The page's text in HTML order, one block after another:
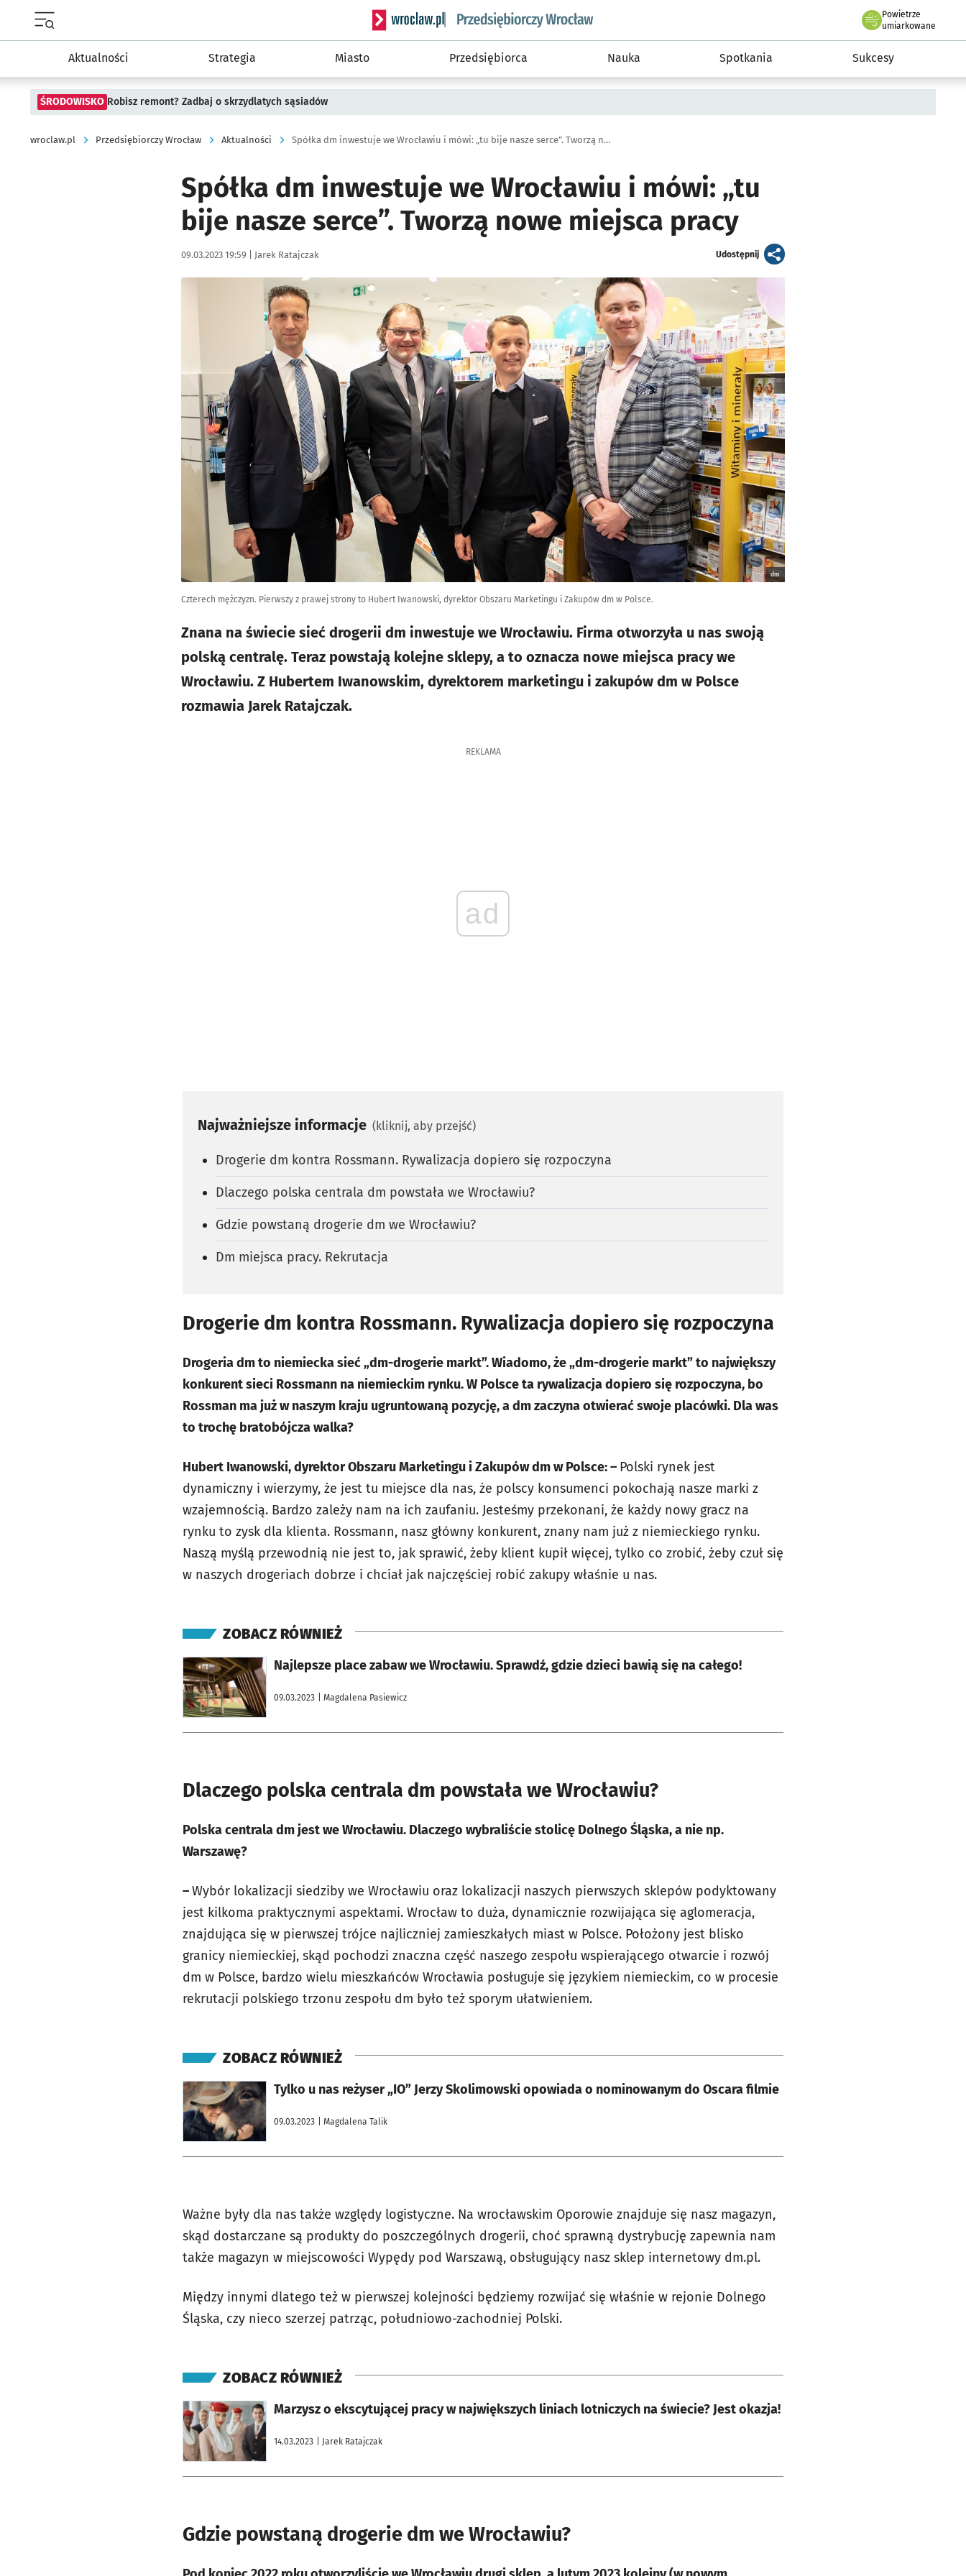
Serwis informacyjny wroclaw.pl podserwis: Strategia rozwoju przedsiębiorczości miasta Wrocławia
Powietrze
we Wrocławiu
umiarkowane
Aktualności Strategia Miasto Przedsiębiorca Nauka Spotkania Sukcesy
ŚRODOWISKO Robisz remont? Zadbaj o skrzydlatych sąsiadów
wroclaw.pl Przedsiębiorczy Wrocław Aktualności Spółka dm inwestuje we Wrocławiu i mówi: „tu bije nasze serce”. Tworzą nowe miejsca pracy
Spółka dm inwestuje we Wrocławiu i mówi: „tu
bije nasze serce”. Tworzą nowe miejsca pracy
Data publikacji:
09.03.2023 19:59 | Autor:
Jarek Ratajczak Udostępnijartykuł
Kliknij, aby powiększyć
dm
Czterech mężczyzn. Pierwszy z prawej strony to Hubert Iwanowski, dyrektor Obszaru Marketingu i Zakupów dm w Polsce.
Znana na świecie sieć drogerii dm inwestuje we Wrocławiu. Firma otworzyła u nas swoją
polską centralę. Teraz powstają kolejne sklepy, a to oznacza nowe miejsca pracy we
Wrocławiu. Z Hubertem Iwanowskim, dyrektorem marketingu i zakupów dm w Polsce
rozmawia Jarek Ratajczak.
REKLAMA
ad
Najważniejsze informacje (kliknij, aby przejść)
Drogerie dm kontra Rossmann. Rywalizacja dopiero się rozpoczyna
Dlaczego polska centrala dm powstała we Wrocławiu?
Gdzie powstaną drogerie dm we Wrocławiu?
Dm miejsca pracy. Rekrutacja
Drogerie dm kontra Rossmann. Rywalizacja dopiero się rozpoczyna
Drogeria dm to niemiecka sieć „dm-drogerie markt”. Wiadomo, że „dm-drogerie markt” to największy
konkurent sieci Rossmann na niemieckim rynku. W Polsce ta rywalizacja dopiero się rozpoczyna, bo
Rossman ma już w naszym kraju ugruntowaną pozycję, a dm zaczyna otwierać swoje placówki. Dla was
to trochę bratobójcza walka?
Hubert Iwanowski, dyrektor Obszaru Marketingu i Zakupów dm w Polsce:– Polski rynek jest
dynamiczny i wierzymy, że jest tu miejsce dla nas, że polscy konsumenci pokochają nasze marki z
wzajemnością. Bardzo zależy nam na ich zaufaniu. Jesteśmy przekonani, że każdy nowy gracz na
rynku to zysk dla klienta. Rossmann, nasz główny konkurent, znany nam już z niemieckiego rynku.
Naszą myślą przewodnią nie jest to, jak sprawić, żeby klient kupił więcej, tylko co zrobić, żeby czuł się
w naszych drogeriach dobrze i chciał jak najczęściej robić zakupy właśnie u nas.
ZOBACZ RÓWNIEŻ
Najlepsze place zabaw we Wrocławiu. Sprawdź, gdzie dzieci bawią się na całego!
09.03.2023 | Magdalena Pasiewicz
otworzy się w nowej karcie
Dlaczego polska centrala dm powstała we Wrocławiu?
Polska centrala dm jest we Wrocławiu. Dlaczego wybraliście stolicę Dolnego Śląska, a nie np.
Warszawę?
–Wybór lokalizacji siedziby we Wrocławiu oraz lokalizacji naszych pierwszych sklepów podyktowany
jest kilkoma praktycznymi aspektami. Wrocław to duża, dynamicznie rozwijająca się aglomeracja,
znajdująca się w pierwszej trójce najliczniej zamieszkałych miast w Polsce. Położony jest blisko
granicy niemieckiej, skąd pochodzi znaczna część naszego zespołu wspierającego otwarcie i rozwój
dm w Polsce, bardzo wielu mieszkańców Wrocławia posługuje się językiem niemieckim, co w procesie
rekrutacji polskiego trzonu zespołu dm było też sporym ułatwieniem.
ZOBACZ RÓWNIEŻ
Tylko u nas reżyser „IO” Jerzy Skolimowski opowiada o nominowanym do Oscara filmie
09.03.2023 | Magdalena Talik
otworzy się w nowej karcie
Ważne były dla nas także względy logistyczne. Na wrocławskim Oporowie znajduje się nasz magazyn,
skąd dostarczane są produkty do poszczególnych drogerii, choć sprawną dystrybucję zapewnia nam
także magazyn w miejscowości Wypędy pod Warszawą, obsługujący nasz sklep internetowy dm.pl.
Między innymi dlatego też w pierwszej kolejności będziemy rozwijać się właśnie w rejonie Dolnego
Śląska, czy nieco szerzej patrząc, południowo-zachodniej Polski.
ZOBACZ RÓWNIEŻ
Marzysz o ekscytującej pracy w największych liniach lotniczych na świecie? Jest okazja!
14.03.2023 | Jarek Ratajczak
otworzy się w nowej karcie
Gdzie powstaną drogerie dm we Wrocławiu?